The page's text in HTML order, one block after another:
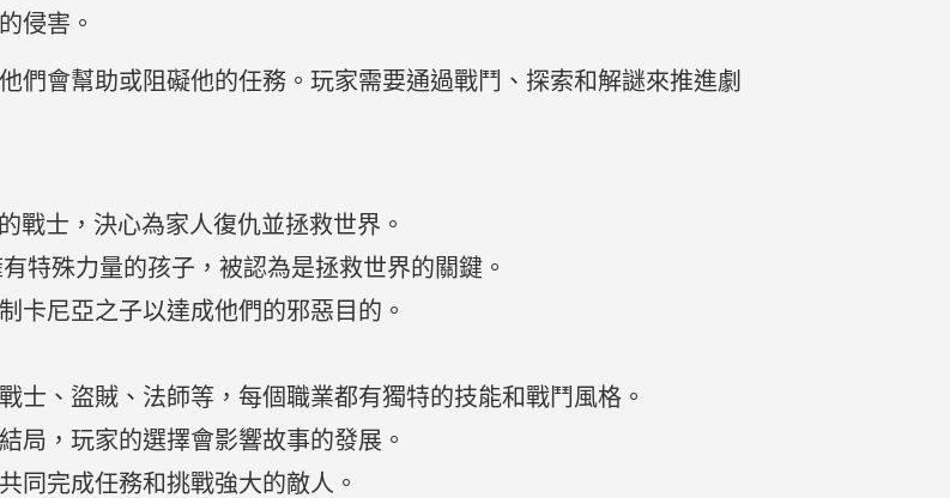
侵害。
們會幫助或阻礙他的任務。玩家需要通過戰鬥、探索和解謎來推進劇
戰士，決心為家人復仇並拯救世界。
有特殊力量的孩子，被認為是拯救世界的關鍵。
卡尼亞之子以達成他們的邪惡目的。
士、盜賊、法師等，每個職業都有獨特的技能和戰鬥風格。
局，玩家的選擇會影響故事的發展。
同完成任務和挑戰強大的敵人。